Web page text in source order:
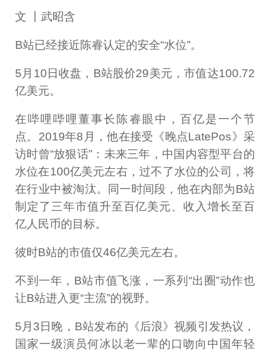
文 丨武昭含
B站已经接近陈睿认定的安全“水位”。
5月10日收盘，B站股价29美元，市值达100.72
亿美元。
在哔哩哔哩董事长陈睿眼中，百亿是一个节
点。2019年8月，他在接受《晚点LatePos》采
访时曾“放狠话”：未来三年，中国内容型平台的
水位在100亿美元左右，过不了水位的公司，将
在行业中被淘汰。同一时间段，他在内部为B站
制定了三年市值升至百亿美元、收入增长至百
亿人民币的目标。
彼时B站的市值仅46亿美元左右。
不到一年，B站市值飞涨，一系列“出圈”动作也
让B站进入更“主流”的视野。
5月3日晚，B站发布的《后浪》视频引发热议，
国家一级演员何冰以老一辈的口吻向中国年轻